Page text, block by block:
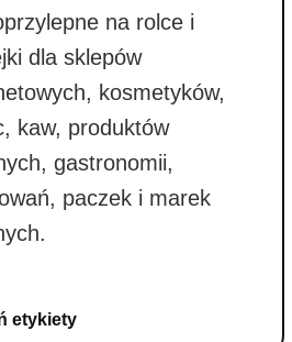
na rolce i
dla sklepów
kosmetyków,
kaw, produktów
gastronomii,
paczek i marek
etykiety